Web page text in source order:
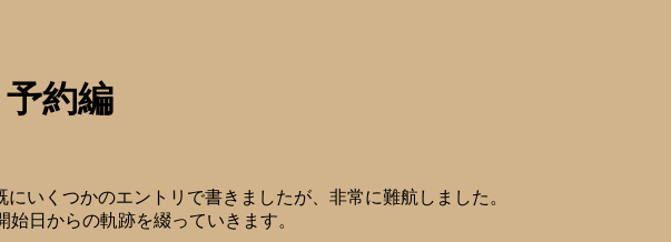
約編
いくつかのエントリで書きましたが、非常に難航しました。
始日からの軌跡を綴っていきます。